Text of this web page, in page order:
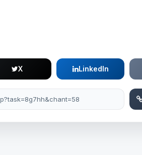
X LinkedIn